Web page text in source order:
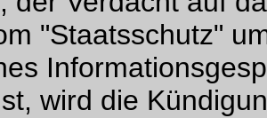
"Staatsschutz"
wird die